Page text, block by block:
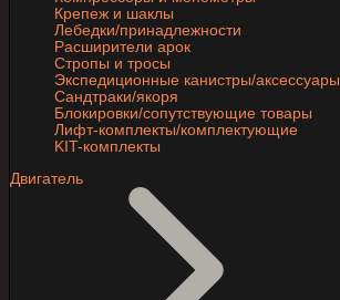
Крепеж и шаклы
Лебедки/принадлежности
Расширители арок
Стропы и тросы
Экспедиционные канистры/аксессуары
Сандтраки/якоря
Блокировки/сопутствующие товары
Лифт-комплекты/комплектующие
KIT-комплекты
Двигатель